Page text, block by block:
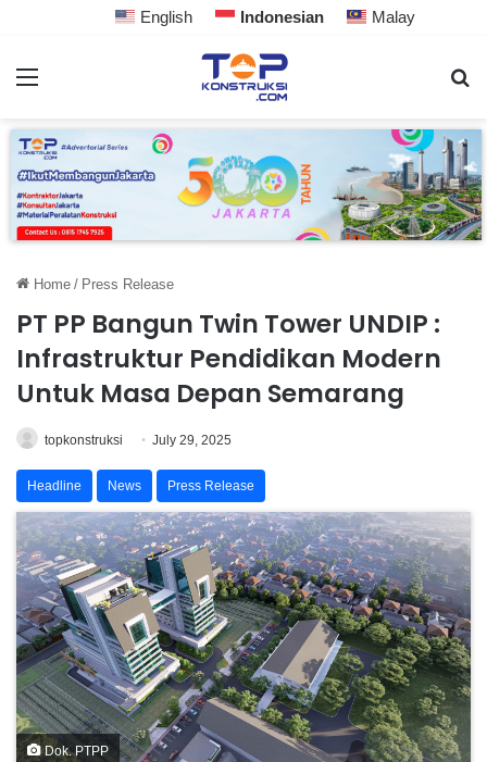
English Indonesian Malay
Home / Press Release
PT PP Bangun Twin Tower UNDIP :
Infrastruktur Pendidikan Modern
Untuk Masa Depan Semarang
topkonstruksi July 29, 2025
Headline News Press Release
Dok. PTPP